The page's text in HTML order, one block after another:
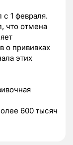
1 февраля.
что отмена
о прививках
этих
600 тысяч